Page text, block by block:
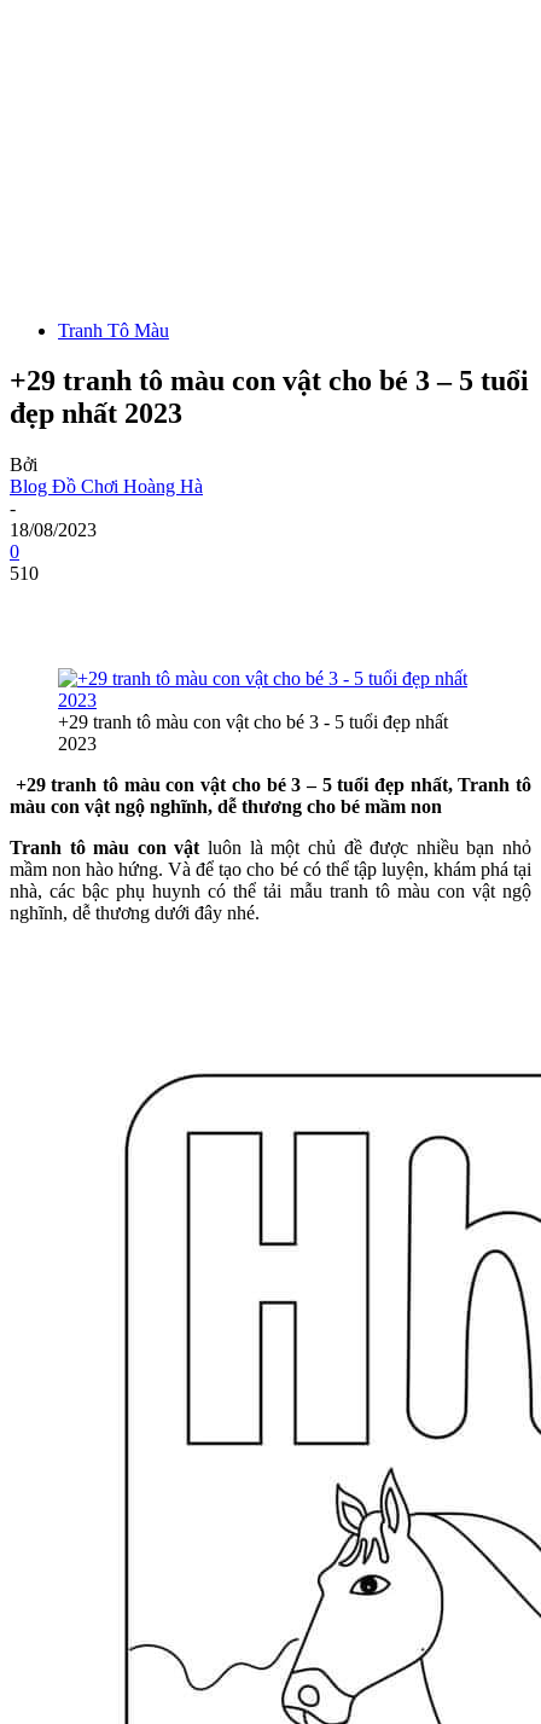
Tranh Tô Màu
+29 tranh tô màu con vật cho bé 3 – 5 tuổi
đẹp nhất 2023
Bởi
Blog Đồ Chơi Hoàng Hà
-
18/08/2023
0
510
+29 tranh tô màu con vật cho bé 3 - 5 tuổi đẹp nhất
2023
+29 tranh tô màu con vật cho bé 3 – 5 tuổi đẹp nhất, Tranh tô
màu con vật ngộ nghĩnh, dễ thương cho bé mầm non
Tranh tô màu con vật luôn là một chủ đề được nhiều bạn nhỏ
mầm non hào hứng. Và để tạo cho bé có thể tập luyện, khám phá tại
nhà, các bậc phụ huynh có thể tải mẫu tranh tô màu con vật ngộ
nghĩnh, dễ thương dưới đây nhé.